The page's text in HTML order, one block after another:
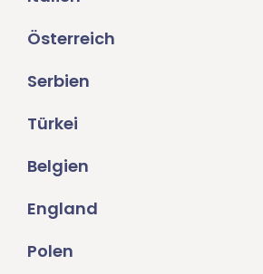
Österreich
Serbien
Türkei
Belgien
England
Polen